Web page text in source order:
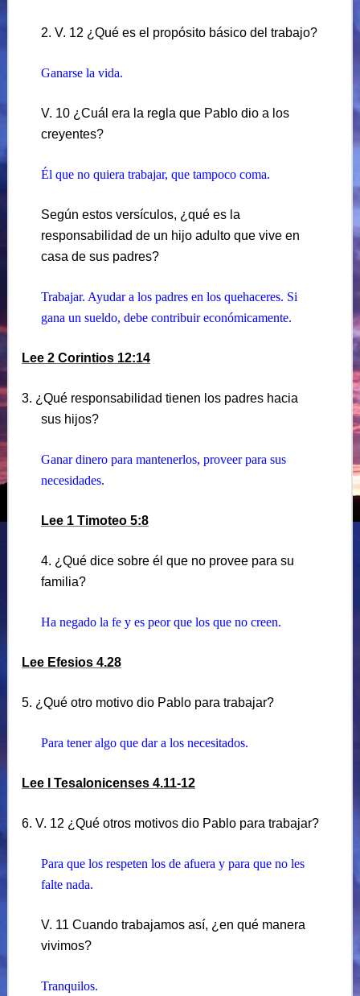
2. V. 12 ¿Qué es el propósito básico del trabajo?
Ganarse la vida.
V. 10 ¿Cuál era la regla que Pablo dio a los
creyentes?
Él que no quiera trabajar, que tampoco coma.
Según estos versículos, ¿qué es la
responsabilidad de un hijo adulto que vive en
casa de sus padres?
Trabajar. Ayudar a los padres en los quehaceres. Si
gana un sueldo, debe contribuir económicamente.
Lee 2 Corintios 12:14
3. ¿Qué responsabilidad tienen los padres hacia
sus hijos?
Ganar dinero para mantenerlos, proveer para sus
necesidades.
Lee 1 Timoteo 5:8
4. ¿Qué dice sobre él que no provee para su
familia?
Ha negado la fe y es peor que los que no creen.
Lee Efesios 4.28
5. ¿Qué otro motivo dio Pablo para trabajar?
Para tener algo que dar a los necesitados.
Lee I Tesalonicenses 4.11-12
6. V. 12 ¿Qué otros motivos dio Pablo para trabajar?
Para que los respeten los de afuera y para que no les
falte nada.
V. 11 Cuando trabajamos así, ¿en qué manera
vivimos?
Tranquilos.